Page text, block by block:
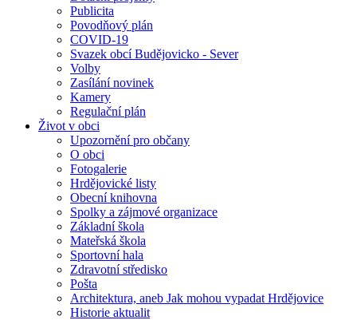
Publicita
Povodňový plán
COVID-19
Svazek obcí Budějovicko - Sever
Volby
Zasílání novinek
Kamery
Regulační plán
Život v obci
Upozornění pro občany
O obci
Fotogalerie
Hrdějovické listy
Obecní knihovna
Spolky a zájmové organizace
Základní škola
Mateřská škola
Sportovní hala
Zdravotní středisko
Pošta
Architektura, aneb Jak mohou vypadat Hrdějovice
Historie aktualit